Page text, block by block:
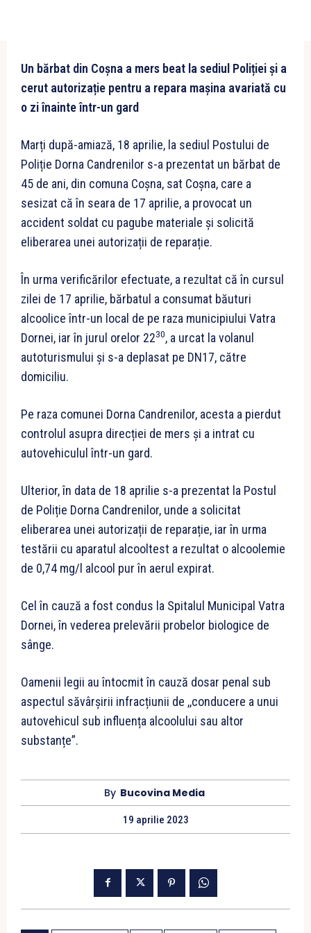
Un bărbat din Coșna a mers beat la sediul Poliției și a
cerut autorizație pentru a repara mașina avariată cu
o zi înainte într-un gard
Marți după-amiază, 18 aprilie, la sediul Postului de
Poliție Dorna Candrenilor s-a prezentat un bărbat de
45 de ani, din comuna Coșna, sat Coșna, care a
sesizat că în seara de 17 aprilie, a provocat un
accident soldat cu pagube materiale și solicită
eliberarea unei autorizații de reparație.
În urma verificărilor efectuate, a rezultat că în cursul
zilei de 17 aprilie, bărbatul a consumat băuturi
alcoolice într-un local de pe raza municipiului Vatra
Dornei, iar în jurul orelor 2230, a urcat la volanul
autoturismului și s-a deplasat pe DN17, către
domiciliu.
Pe raza comunei Dorna Candrenilor, acesta a pierdut
controlul asupra direcției de mers și a intrat cu
autovehiculul într-un gard.
Ulterior, în data de 18 aprilie s-a prezentat la Postul
de Poliție Dorna Candrenilor, unde a solicitat
eliberarea unei autorizații de reparație, iar în urma
testării cu aparatul alcooltest a rezultat o alcoolemie
de 0,74 mg/l alcool pur în aerul expirat.
Cel în cauză a fost condus la Spitalul Municipal Vatra
Dornei, în vederea prelevării probelor biologice de
sânge.
Oamenii legii au întocmit în cauză dosar penal sub
aspectul săvârșirii infracțiunii de ,,conducere a unui
autovehicul sub influența alcoolului sau altor
substanțe”.
By Bucovina Media
19 aprilie 2023